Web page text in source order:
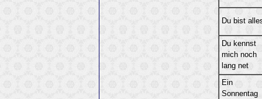
Du bist
Du kennst
mich noch
lang net
Ein
Sonnentag